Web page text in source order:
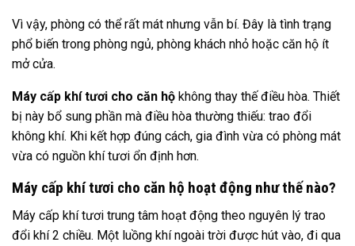
Vì vậy, phòng có thể rất mát nhưng vẫn bí. Đây là tình trạng
phổ biến trong phòng ngủ, phòng khách nhỏ hoặc căn hộ ít
mở cửa.
Máy cấp khí tươi cho căn hộ không thay thế điều hòa. Thiết
bị này bổ sung phần mà điều hòa thường thiếu: trao đổi
không khí. Khi kết hợp đúng cách, gia đình vừa có phòng mát
vừa có nguồn khí tươi ổn định hơn.
Máy cấp khí tươi cho căn hộ hoạt động như thế nào?
Máy cấp khí tươi trung tâm hoạt động theo nguyên lý trao
đổi khí 2 chiều. Một luồng khí ngoài trời được hút vào, đi qua